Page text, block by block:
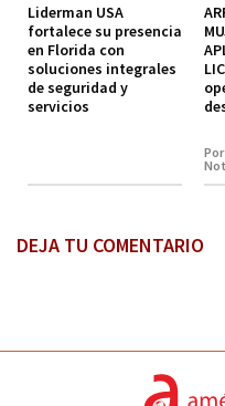
Liderman USA
fortalece su presencia
en Florida con
soluciones integrales
de seguridad y
servicios
DEJA TU COMENTARIO